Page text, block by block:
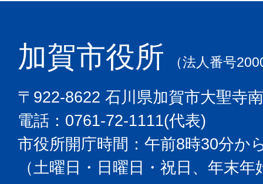
加賀市役所 （法人番号
〒922-8622 石川県加賀市大聖寺
電話：0761-72-1111(代表)
市役所開庁時間：午前8時30分か
（土曜日・日曜日・祝日、年末